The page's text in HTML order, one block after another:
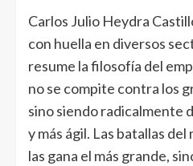
Carlos Julio Heydra
con huella en diversos
resume la filosofía del
no se compite contra los
sino siendo radicalmente
y más ágil. Las batallas
las gana el más grande,